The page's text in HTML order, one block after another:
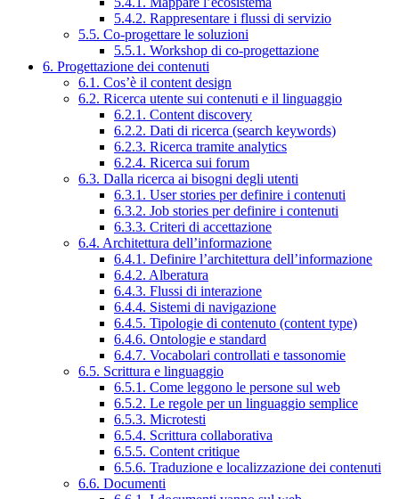
5.4.2. Rappresentare i flussi di servizio
5.5. Co-progettare le soluzioni
5.5.1. Workshop di co-progettazione
6. Progettazione dei contenuti
6.1. Cos’è il content design
6.2. Ricerca utente sui contenuti e il linguaggio
6.2.1. Content discovery
6.2.2. Dati di ricerca (search keywords)
6.2.3. Ricerca tramite analytics
6.2.4. Ricerca sui forum
6.3. Dalla ricerca ai bisogni degli utenti
6.3.1. User stories per definire i contenuti
6.3.2. Job stories per definire i contenuti
6.3.3. Criteri di accettazione
6.4. Architettura dell’informazione
6.4.1. Definire l’architettura dell’informazione
6.4.2. Alberatura
6.4.3. Flussi di interazione
6.4.4. Sistemi di navigazione
6.4.5. Tipologie di contenuto (content type)
6.4.6. Ontologie e standard
6.4.7. Vocabolari controllati e tassonomie
6.5. Scrittura e linguaggio
6.5.1. Come leggono le persone sul web
6.5.2. Le regole per un linguaggio semplice
6.5.3. Microtesti
6.5.4. Scrittura collaborativa
6.5.5. Content critique
6.5.6. Traduzione e localizzazione dei contenuti
6.6. Documenti